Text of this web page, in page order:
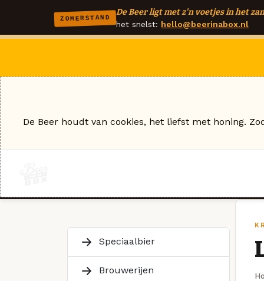
ZOMERSTAND
De Beer ligt met z'n voetjes in het
het snelst: hello@beerinabox.nl
Speciaalbier
Brouwerijen
De Beer houdt van cookies, het liefst met honing.